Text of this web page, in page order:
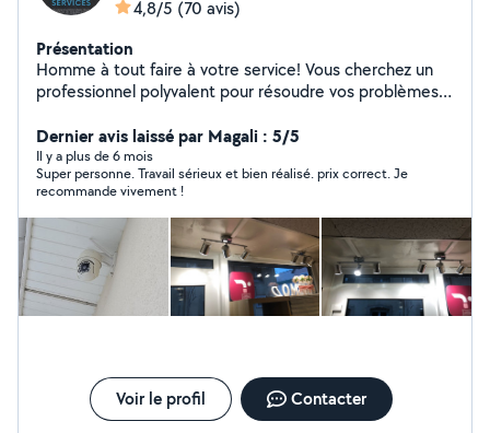
4,8/5 (70 avis)
Présentation
Homme à tout faire à votre service! Vous cherchez un
professionnel polyvalent pour résoudre vos problèmes
jardinage? Ne cherchez plus! Je propose une gamme de
services comprenant : Électricité Plomberie Réparation
d'électroménager (hors garantie) Réparation de
tondeuse à gazon Petites tâches mécaniques Mon
objectif est de vous offrir des solutions pratiques et
efficaces pour toutes vos besoins en matière de
bricolage et de jardinage. Votre satisfaction est ma
priorité!
Dernier avis laissé par Magali : 5/5
Il y a plus de 6 mois
Super personne. Travail sérieux et bien réalisé. prix correct. Je
recommande vivement !
Voir le profil Contacter